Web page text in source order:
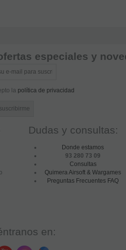
especiales y
la política de privacidad
Dudas y consultas:
Donde estamos
93 280 73 09
Consultas
Quimera Airsoft & Wargames
Preguntas Frecuentes FAQ
en: